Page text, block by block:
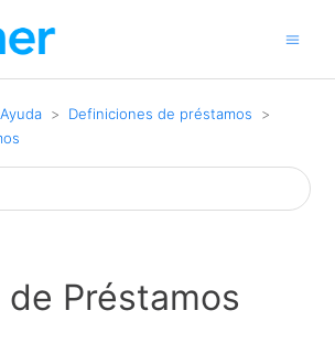
Definiciones de préstamos
Préstamos